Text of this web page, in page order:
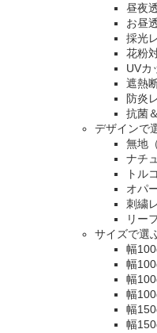
昼夜
お昼
採光
花粉
UVカ
遮熱
防炎
抗菌
デザインで
無地
ナチ
トル
オパ
刺繍
リー
サイズで選
幅
幅
幅
幅
幅
幅